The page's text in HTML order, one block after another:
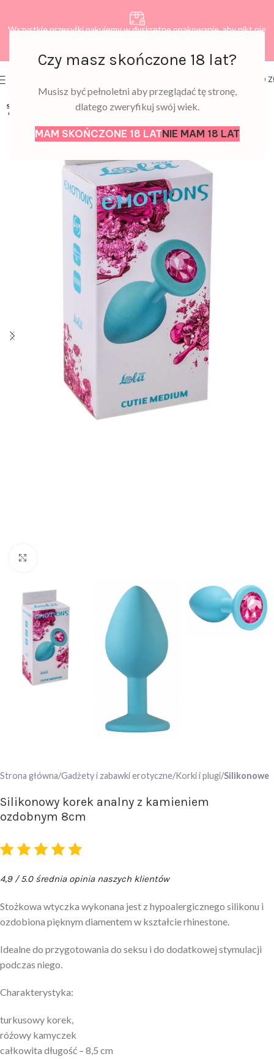
Czy masz skończone 18 lat?
Musisz być pełnoletni aby przeglądać tę stronę,
dlatego zweryfikuj swój wiek.
MAM SKOŃCZONE 18 LATNIE MAM 18 LAT
Wszystkie przesyłki pakujemy w dyskretne opakowanie, aby nikt nie
0,00
SOLD
OUT
Strona główna Gadżety i zabawki erotyczne Korki i plugi Silikonowe
Silikonowy korek analny z kamieniem
ozdobnym 8cm
4,9 / 5.0 średnia opinia naszych klientów
Stożkowa wtyczka wykonana jest z hypoalergicznego silikonu i
ozdobiona pięknym diamentem w kształcie rhinestone.
Idealne do przygotowania do seksu i do dodatkowej stymulacji
podczas niego.
Charakterystyka:
turkusowy korek,
różowy kamyczek
całkowita długość – 8,5 cm